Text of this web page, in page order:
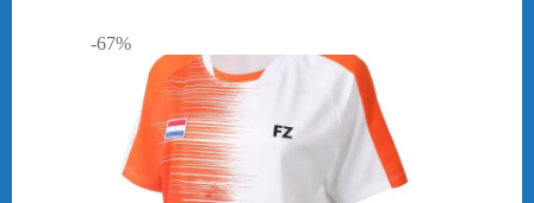
-67%